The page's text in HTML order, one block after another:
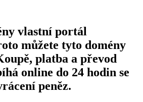
vlastní portál
můžete tyto domény
platba a převod
online do 24 hodin se
peněz.